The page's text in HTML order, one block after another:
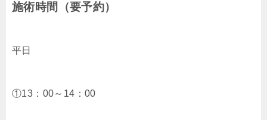
施術時間（要予約）
平日
①13：00～14：00